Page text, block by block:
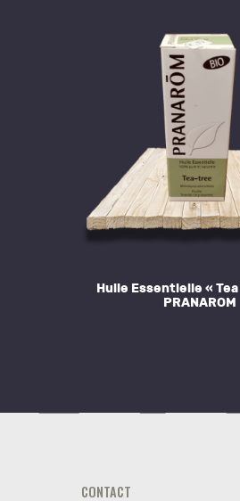
Huile Essentielle « Tea
PRANAROM
CONTACT